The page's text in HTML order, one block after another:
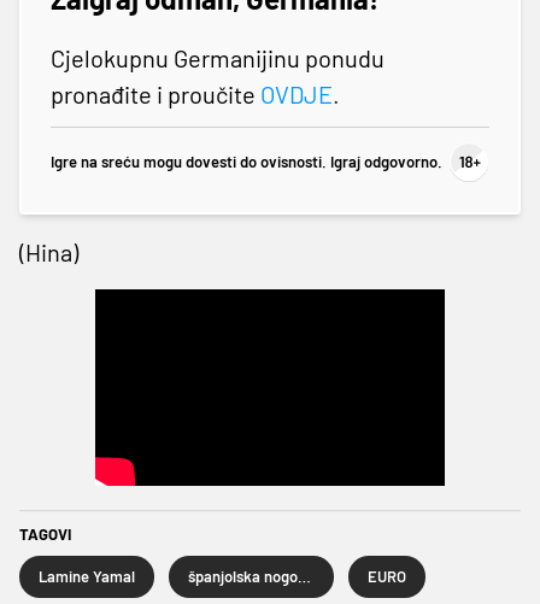
Cjelokupnu Germanijinu ponudu
pronađite i proučite OVDJE
Igre na sreću mogu dovesti do ovisnosti. Igraj odgovorno.
(Hina)
TAGOVI
Lamine Yamal EURO